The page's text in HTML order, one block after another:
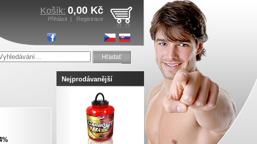
Košík: 0,00 Kč
Přihlásit | Registrace
Hľadať
Nejprodávanější